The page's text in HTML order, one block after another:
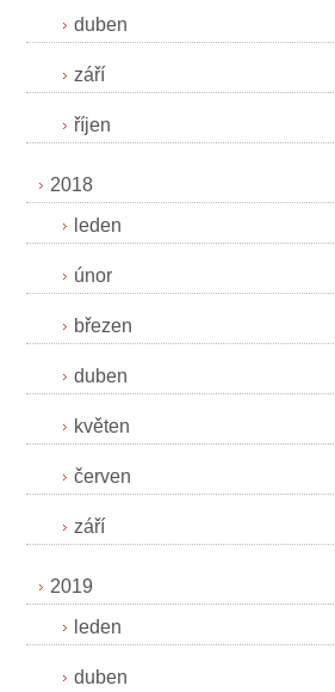
duben
září
říjen
2018
leden
únor
březen
duben
květen
červen
září
2019
leden
duben